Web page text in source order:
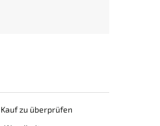
zu überprüfen